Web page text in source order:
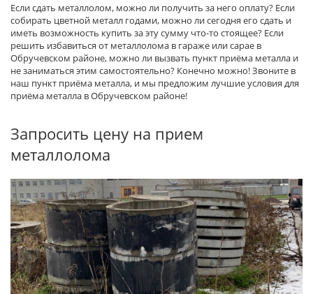
Если сдать металлолом, можно ли получить за него оплату? Если
собирать цветной металл годами, можно ли сегодня его сдать и
иметь возможность купить за эту сумму что-то стоящее? Если
решить избавиться от металлолома в гараже или сарае в
Обручевском районе, можно ли вызвать пункт приёма металла и
не заниматься этим самостоятельно? Конечно можно! Звоните в
наш пункт приёма металла, и мы предложим лучшие условия для
приёма металла в Обручевском районе!
Запросить цену на прием
металлолома